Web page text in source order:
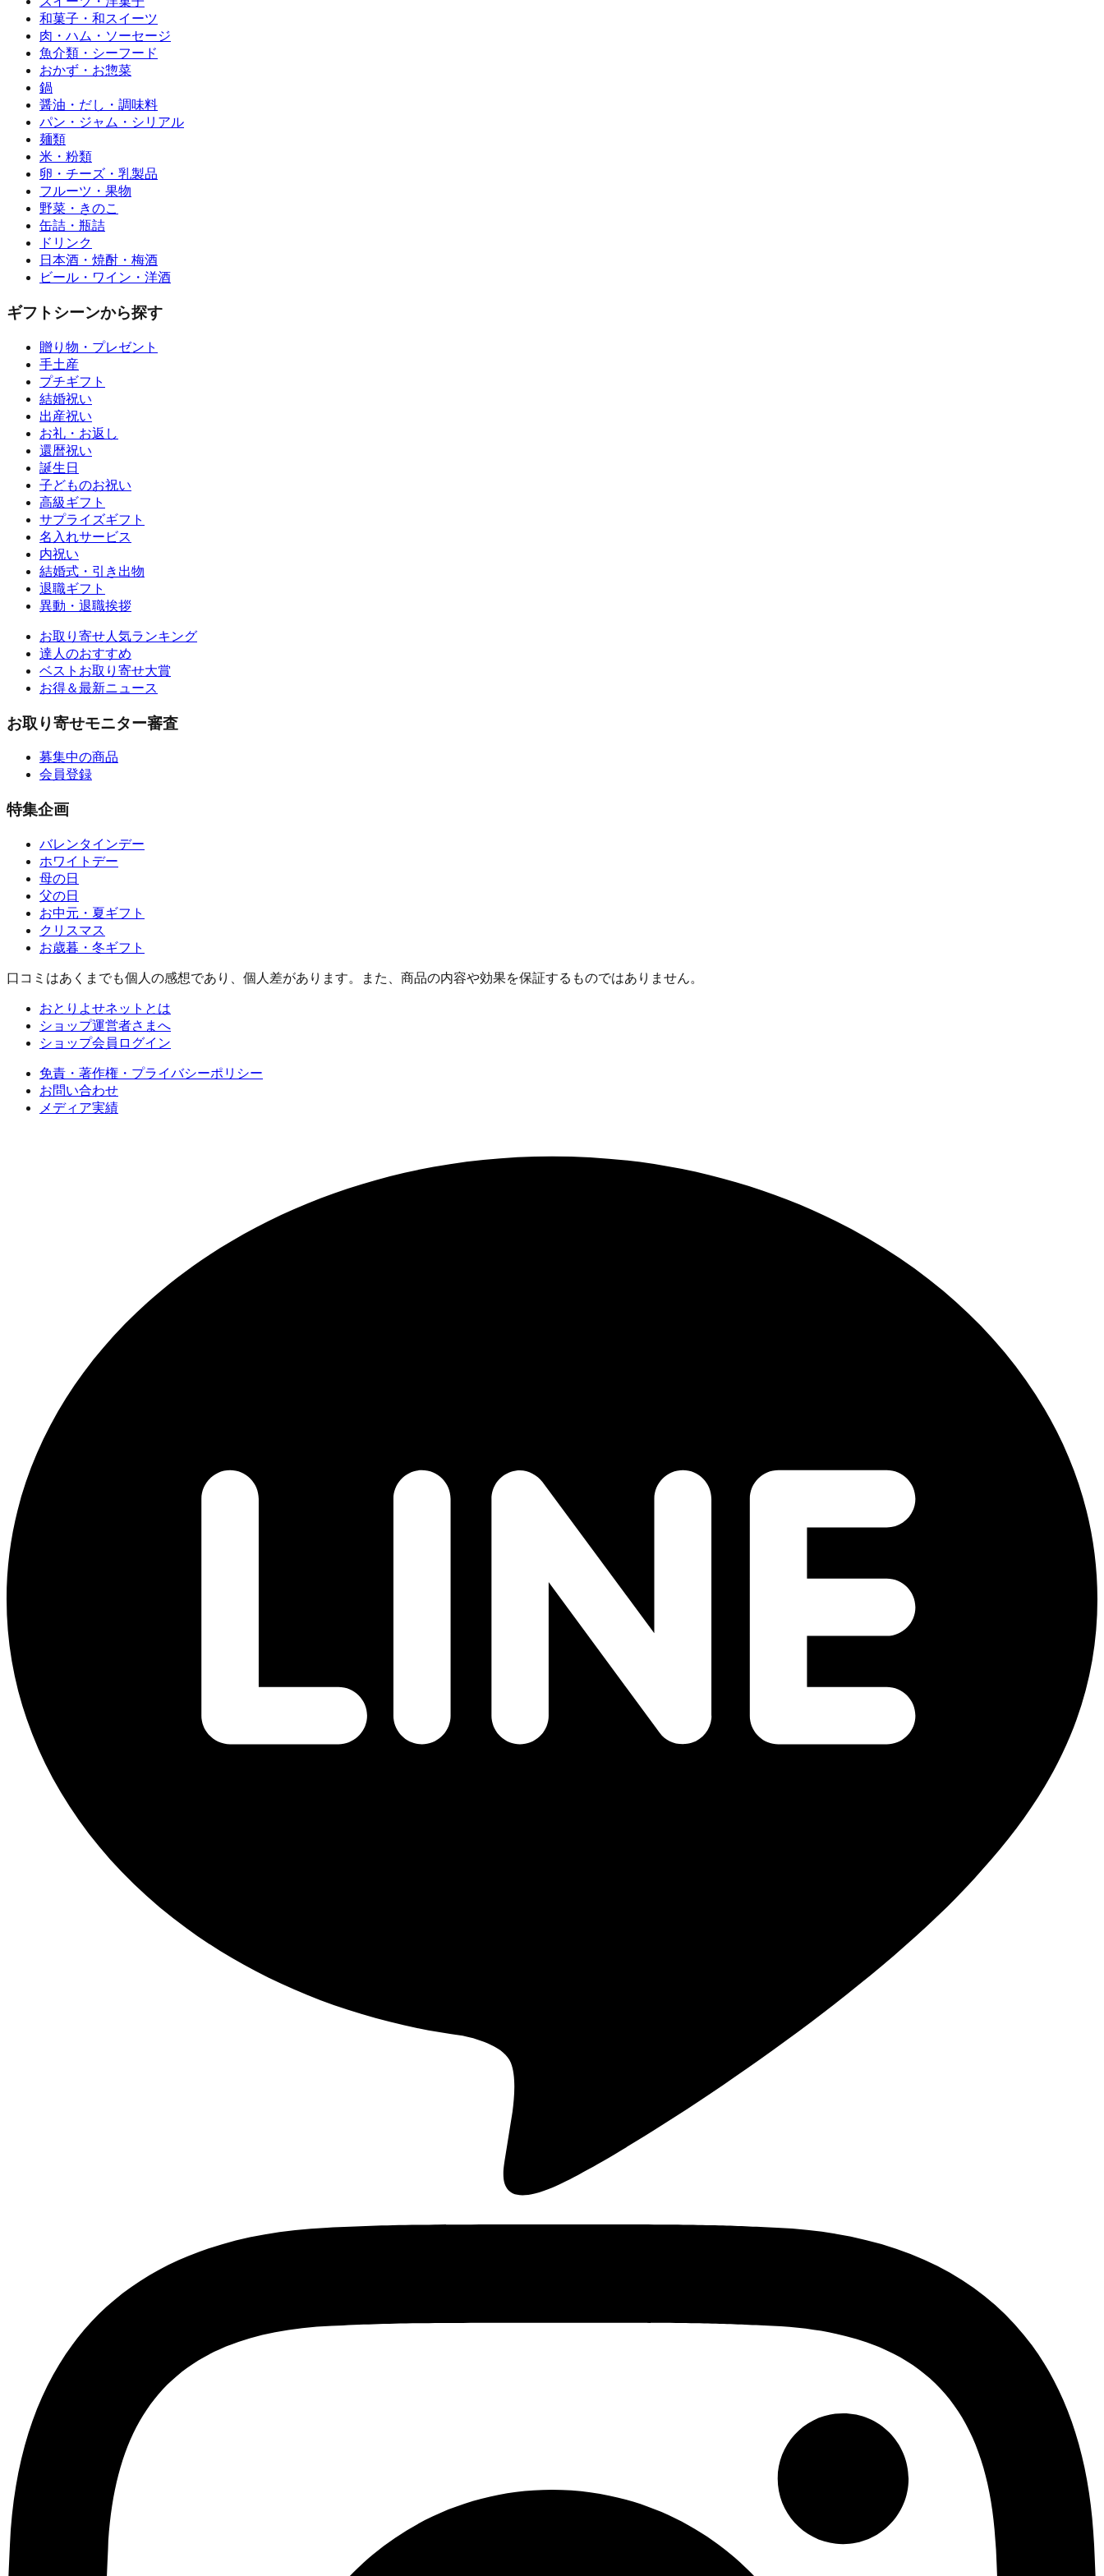
和菓子・和スイーツ
肉・ハム・ソーセージ
魚介類・シーフード
おかず・お惣菜
鍋
醤油・だし・調味料
パン・ジャム・シリアル
麺類
米・粉類
卵・チーズ・乳製品
フルーツ・果物
野菜・きのこ
缶詰・瓶詰
ドリンク
日本酒・焼酎・梅酒
ビール・ワイン・洋酒
ギフトシーンから探す
贈り物・プレゼント
手土産
プチギフト
結婚祝い
出産祝い
お礼・お返し
還暦祝い
誕生日
子どものお祝い
高級ギフト
サプライズギフト
名入れサービス
内祝い
結婚式・引き出物
退職ギフト
異動・退職挨拶
お取り寄せ人気ランキング
達人のおすすめ
ベストお取り寄せ大賞
お得＆最新ニュース
お取り寄せモニター審査
募集中の商品
会員登録
特集企画
バレンタインデー
ホワイトデー
母の日
父の日
お中元・夏ギフト
クリスマス
お歳暮・冬ギフト
口コミはあくまでも個人の感想であり、個人差があります。また、商品の内容や効果を保証するものではありません。
おとりよせネットとは
ショップ運営者さまへ
ショップ会員ログイン
免責・著作権・プライバシーポリシー
お問い合わせ
メディア実績